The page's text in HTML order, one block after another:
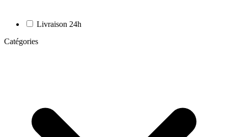
Livraison 24h
Catégories